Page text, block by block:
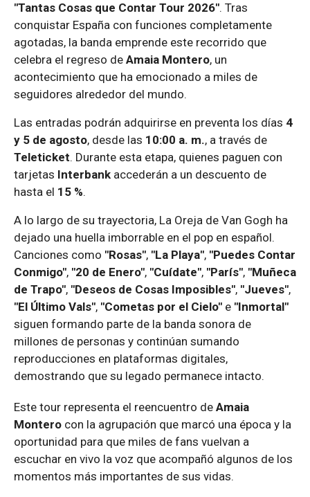
"Tantas Cosas que Contar Tour 2026". Tras
conquistar España con funciones completamente
agotadas, la banda emprende este recorrido que
celebra el regreso de Amaia Montero, un
acontecimiento que ha emocionado a miles de
seguidores alrededor del mundo.
Las entradas podrán adquirirse en preventa los días 4
y 5 de agosto, desde las 10:00 a. m., a través de
Teleticket. Durante esta etapa, quienes paguen con
tarjetas Interbank accederán a un descuento de
hasta el 15 %.
A lo largo de su trayectoria, La Oreja de Van Gogh ha
dejado una huella imborrable en el pop en español.
Canciones como "Rosas", "La Playa", "Puedes Contar
Conmigo", "20 de Enero", "Cuídate", "París", "Muñeca
de Trapo", "Deseos de Cosas Imposibles", "Jueves",
"El Último Vals", "Cometas por el Cielo" e "Inmortal"
siguen formando parte de la banda sonora de
millones de personas y continúan sumando
reproducciones en plataformas digitales,
demostrando que su legado permanece intacto.
Este tour representa el reencuentro de Amaia
Montero con la agrupación que marcó una época y la
oportunidad para que miles de fans vuelvan a
escuchar en vivo la voz que acompañó algunos de los
momentos más importantes de sus vidas.